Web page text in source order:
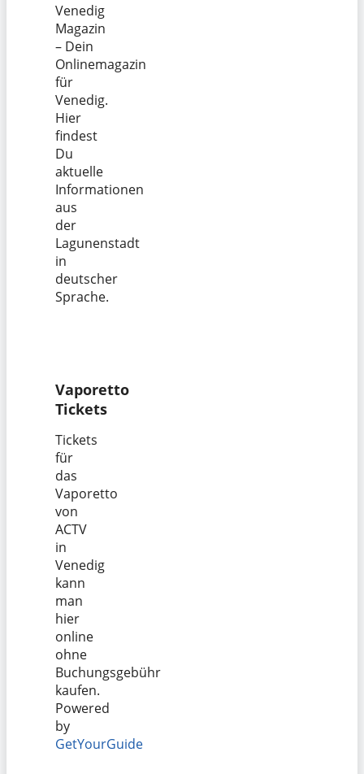
Venedig
Magazin
– Dein
Onlinemagazin
für
Venedig.
Hier
findest
Du
aktuelle
Informationen
aus
der
Lagunenstadt
in
deutscher
Sprache.
Vaporetto
Tickets
Tickets
für
das
Vaporetto
von
ACTV
in
Venedig
kann
man
hier
online
ohne
Buchungsgebühr
kaufen.
Powered
by
GetYourGuide